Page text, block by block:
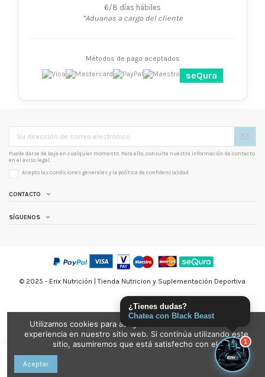
6/8 días hábiles
*Aduanas a cargo del cliente
Métodos de pago aceptados
seQura
Puede darse de baja en cualquier momento. Para ello, consulte nuestra información de contacto
en el aviso legal.
Acepto las condiciones generales y la política de confidencialidad
CONTACTO
SÍGUENOS
© 2025 - Erix Nutrición | Tienda Nutricion y Suplementación Deportiva
¿Tienes dudas?
Chatea con Black Beast
1
Utilizamos cookies para asegurarnos de brindarle la mejor
experiencia en nuestro sitio web. Si continúa utilizando este
sitio, asumiremos que está satisfecho con el.
Aceptar